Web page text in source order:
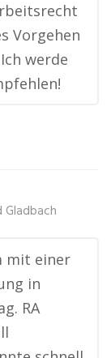
Vorgehen
werde
mit einer
in
RA